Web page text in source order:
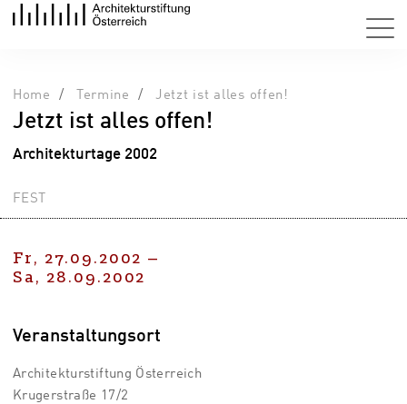
Home Termine Jetzt ist alles offen!
Jetzt ist alles offen!
Architekturtage 2002
FEST
Fr, 27.09.2002 –
Sa, 28.09.2002
Veranstaltungsort
Architekturstiftung Österreich
Krugerstraße 17/2